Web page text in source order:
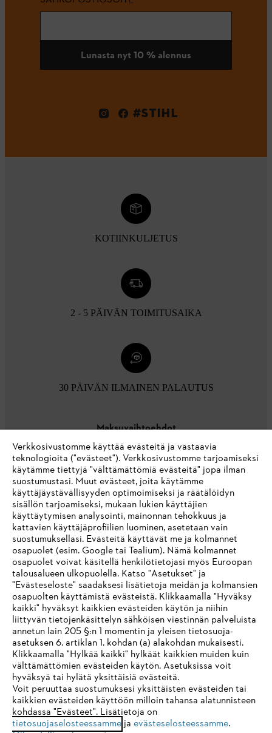
Lunasta nyt 10 % alennus
#STIHL
KOTIINKULJETUS
2 - 5 PÄIVÄN TOIMITUSAIKA
30 PÄIVÄN ILMAINEN PALAUTUS
Maksuvaihtoehdot
Yritys
STIHL FAQ
Palvelut
Yleiset ehdot Tietosuojakäytäntö Impressum
Evästeet Takuuehdot Oikeudelliset tiedot
IHR BROWSER WIRD NICHT
UNTERSTÜTZT
Sie nutzen einen Browser, den wir noch nicht unterstützen. Für
eine optimale Nutzung unserer Seite empfehlen wir Ihnen, zu
einem der folgenden Browser zu wechseln:
Verkkosivustomme käyttää evästeitä ja vastaavia
teknologioita ("evästeet"). Verkkosivustomme tarjoamiseksi
käytämme tiettyjä "välttämättömiä evästeitä" jopa ilman
suostumustasi. Muut evästeet, joita käytämme
käyttäjäystävällisyyden optimoimiseksi ja räätälöidyn
sisällön tarjoamiseksi, mukaan lukien käyttäjien
käyttäytymisen analysointi, mainonnan tehokkuus ja
kattavien käyttäjäprofiilien luominen, asetetaan vain
suostumuksellasi. Evästeitä käyttävät me ja kolmannet
osapuolet (esim. Google tai Tealium). Nämä kolmannet
osapuolet voivat käsitellä henkilötietojasi myös Euroopan
talousalueen ulkopuolella. Katso "Asetukset" ja
"Evästeseloste" saadaksesi lisätietoja meidän ja kolmansien
osapuolten käyttämistä evästeistä. Klikkaamalla "Hyväksy
kaikki" hyväksyt kaikkien evästeiden käytön ja niihin
liittyvän tietojenkäsittelyn sähköisen viestinnän palveluista
annetun lain 205 §:n 1 momentin ja yleisen tietosuoja-
asetuksen 6. artiklan 1. kohdan (a) alakohdan mukaisesti.
Klikkaamalla "Hylkää kaikki" hylkäät kaikkien muiden kuin
välttämättömien evästeiden käytön. Asetuksissa voit
hyväksyä tai hylätä yksittäisiä evästeitä.
Voit peruuttaa suostumuksesi yksittäisten evästeiden tai
kaikkien evästeiden käyttöön milloin tahansa alatunnisteen
kohdassa "Evästeet". Lisätietoja on
tietosuojaselosteessammeja evästeselosteessamme.